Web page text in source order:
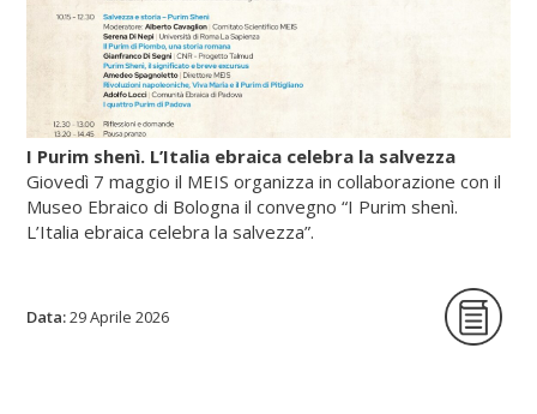
I Purim shenì. L’Italia ebraica celebra la salvezza
Giovedì 7 maggio il MEIS organizza in collaborazione con il
Museo Ebraico di Bologna il convegno “I Purim shenì.
L’Italia ebraica celebra la salvezza”.
La giornata di studi intende per la prima
volta indagare origine, circostanze storiche
Data:29 Aprile 2026